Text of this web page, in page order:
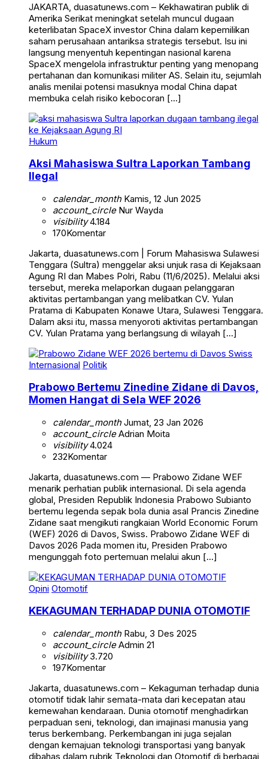
JAKARTA, duasatunews.com – Kekhawatiran publik di
Amerika Serikat meningkat setelah muncul dugaan
keterlibatan SpaceX investor China dalam kepemilikan
saham perusahaan antariksa strategis tersebut. Isu ini
langsung menyentuh kepentingan nasional karena
SpaceX mengelola infrastruktur penting yang menopang
pertahanan dan komunikasi militer AS. Selain itu, sejumlah
analis menilai potensi masuknya modal China dapat
membuka celah risiko kebocoran […]
Hukum
Aksi Mahasiswa Sultra Laporkan Tambang
Ilegal
calendar_monthKamis, 12 Jun 2025
account_circleNur Wayda
visibility4.184
170Komentar
Jakarta, duasatunews.com | Forum Mahasiswa Sulawesi
Tenggara (Sultra) menggelar aksi unjuk rasa di Kejaksaan
Agung RI dan Mabes Polri, Rabu (11/6/2025). Melalui aksi
tersebut, mereka melaporkan dugaan pelanggaran
aktivitas pertambangan yang melibatkan CV. Yulan
Pratama di Kabupaten Konawe Utara, Sulawesi Tenggara.
Dalam aksi itu, massa menyoroti aktivitas pertambangan
CV. Yulan Pratama yang berlangsung di wilayah […]
Internasional Politik
Prabowo Bertemu Zinedine Zidane di Davos,
Momen Hangat di Sela WEF 2026
calendar_monthJumat, 23 Jan 2026
account_circleAdrian Moita
visibility4.024
232Komentar
Jakarta, duasatunews.com — Prabowo Zidane WEF
menarik perhatian publik internasional. Di sela agenda
global, Presiden Republik Indonesia Prabowo Subianto
bertemu legenda sepak bola dunia asal Prancis Zinedine
Zidane saat mengikuti rangkaian World Economic Forum
(WEF) 2026 di Davos, Swiss. Prabowo Zidane WEF di
Davos 2026 Pada momen itu, Presiden Prabowo
mengunggah foto pertemuan melalui akun […]
Opini Otomotif
KEKAGUMAN TERHADAP DUNIA OTOMOTIF
calendar_monthRabu, 3 Des 2025
account_circleAdmin 21
visibility3.720
197Komentar
Jakarta, duasatunews.com – Kekaguman terhadap dunia
otomotif tidak lahir semata-mata dari kecepatan atau
kemewahan kendaraan. Dunia otomotif menghadirkan
perpaduan seni, teknologi, dan imajinasi manusia yang
terus berkembang. Perkembangan ini juga sejalan
dengan kemajuan teknologi transportasi yang banyak
dibahas dalam rubrik Teknologi dan Otomotif di berbagai